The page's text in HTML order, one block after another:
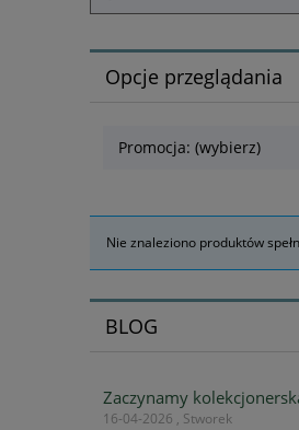
Opcje przeglądania
Promocja: (wybierz)
Nie znaleziono produktów
BLOG
Zaczynamy
16-04-2026 , Stworek